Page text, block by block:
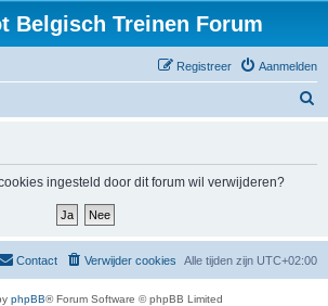
Belgisch Treinen Forum
Aanmelden
Registreer
ingesteld door dit forum wil verwijderen?
Alle tijden zijn UTC+02:00
Verwijder cookies
Contact
phpBB® Forum Software © phpBB Limited